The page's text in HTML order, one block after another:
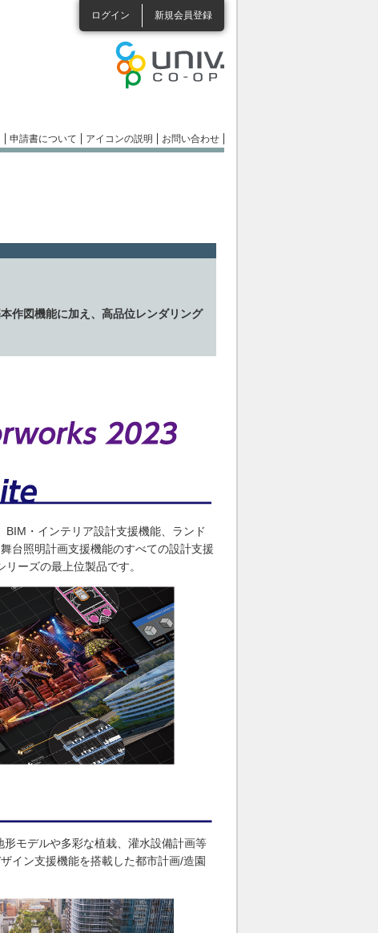
ログイン 新規会員登録
申請書について アイコンの説明 お問い合わせ
作図機能に加え、高品位レンダリング
・インテリア設計支援機能、ランド
台照明計画支援機能のすべての設計支援
ーズの最上位製品です。
モデルや多彩な植栽、灌水設備計画等
イン支援機能を搭載した都市計画/造園